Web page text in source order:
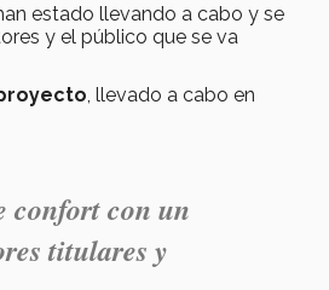
estado llevando a cabo y se
y el público que se va
, llevado a cabo en
confort con un
titulares y